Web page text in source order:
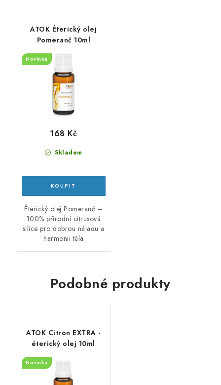
ATOK Éterický olej
Pomeranč 10ml
Novinka
Skladem
168 Kč
Éterický olej Pomeranč –
100% přírodní citrusová
silice pro dobrou náladu a
harmonii těla
Podobné produkty
ATOK Citron EXTRA -
éterický olej 10ml
Novinka